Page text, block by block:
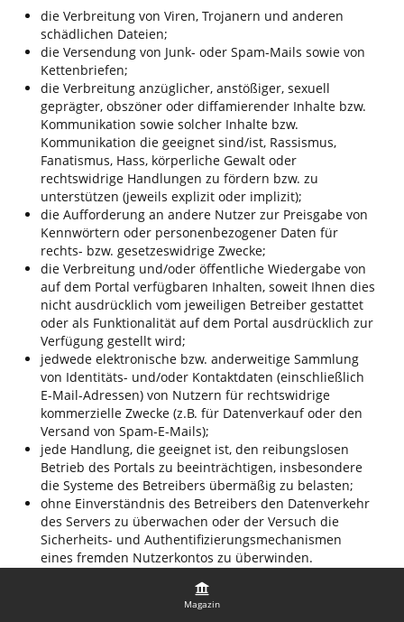
Magazin
die Verbreitung von Viren, Trojanern und anderen
schädlichen Dateien;
die Versendung von Junk- oder Spam-Mails sowie von
Kettenbriefen;
die Verbreitung anzüglicher, anstößiger, sexuell
geprägter, obszöner oder diffamierender Inhalte bzw.
Kommunikation sowie solcher Inhalte bzw.
Kommunikation die geeignet sind/ist, Rassismus,
Fanatismus, Hass, körperliche Gewalt oder
rechtswidrige Handlungen zu fördern bzw. zu
unterstützen (jeweils explizit oder implizit);
die Aufforderung an andere Nutzer zur Preisgabe von
Kennwörtern oder personenbezogener Daten für
rechts- bzw. gesetzeswidrige Zwecke;
die Verbreitung und/oder öffentliche Wiedergabe von
auf dem Portal verfügbaren Inhalten, soweit Ihnen dies
nicht ausdrücklich vom jeweiligen Betreiber gestattet
oder als Funktionalität auf dem Portal ausdrücklich zur
Verfügung gestellt wird;
jedwede elektronische bzw. anderweitige Sammlung
von Identitäts- und/oder Kontaktdaten (einschließlich
E-Mail-Adressen) von Nutzern für rechtswidrige
kommerzielle Zwecke (z.B. für Datenverkauf oder den
Versand von Spam-E-Mails);
jede Handlung, die geeignet ist, den reibungslosen
Betrieb des Portals zu beeinträchtigen, insbesondere
die Systeme des Betreibers übermäßig zu belasten;
ohne Einverständnis des Betreibers den Datenverkehr
des Servers zu überwachen oder der Versuch die
Sicherheits- und Authentifizierungsmechanismen
eines fremden Nutzerkontos zu überwinden.